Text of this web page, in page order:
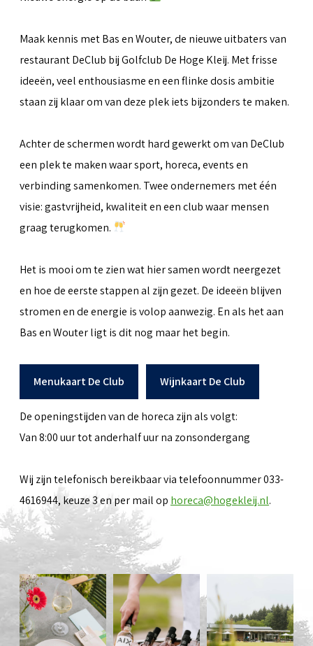
Maak kennis met Bas en Wouter, de nieuwe uitbaters van
restaurant DeClub bij Golfclub De Hoge Kleij. Met frisse
ideeën, veel enthousiasme en een flinke dosis ambitie
staan zij klaar om van deze plek iets bijzonders te maken.
Achter de schermen wordt hard gewerkt om van DeClub
een plek te maken waar sport, horeca, events en
verbinding samenkomen. Twee ondernemers met één
visie: gastvrijheid, kwaliteit en een club waar mensen
graag terugkomen.
Het is mooi om te zien wat hier samen wordt neergezet
en hoe de eerste stappen al zijn gezet. De ideeën blijven
stromen en de energie is volop aanwezig. En als het aan
Bas en Wouter ligt is dit nog maar het begin.
Menukaart De Club Wijnkaart De Club
De openingstijden van de horeca zijn als volgt:
Van 8:00 uur tot anderhalf uur na zonsondergang
Wij zijn telefonisch bereikbaar via telefoonnummer 033-
4616944, keuze 3 en per mail op horeca@hogekleij.nl.